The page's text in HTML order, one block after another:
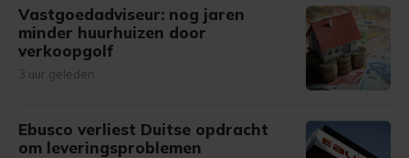
Vastgoedadviseur: nog jaren
minder huurhuizen door
verkoopgolf
3 uur geleden
Ebusco verliest Duitse opdracht
om leveringsproblemen